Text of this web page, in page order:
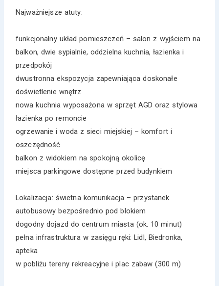
Najważniejsze atuty:
funkcjonalny układ pomieszczeń – salon z wyjściem na
balkon, dwie sypialnie, oddzielna kuchnia, łazienka i
przedpokój
dwustronna ekspozycja zapewniająca doskonałe
doświetlenie wnętrz
nowa kuchnia wyposażona w sprzęt AGD oraz stylowa
łazienka po remoncie
ogrzewanie i woda z sieci miejskiej – komfort i
oszczędność
balkon z widokiem na spokojną okolicę
miejsca parkingowe dostępne przed budynkiem
Lokalizacja: świetna komunikacja – przystanek
autobusowy bezpośrednio pod blokiem
dogodny dojazd do centrum miasta (ok. 10 minut)
pełna infrastruktura w zasięgu ręki: Lidl, Biedronka,
apteka
w pobliżu tereny rekreacyjne i plac zabaw (300 m)